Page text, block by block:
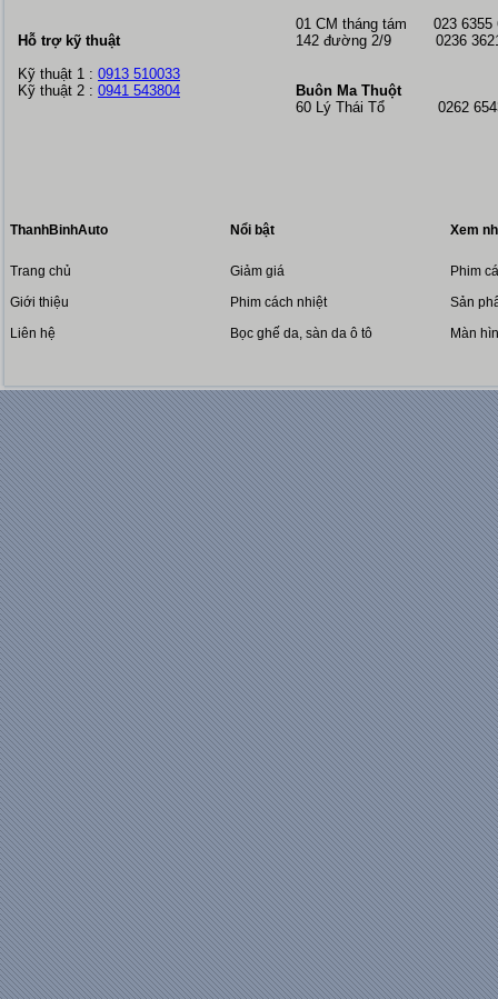
Hỗ trợ kỹ thuật
Kỹ thuật 1 : 0913 510033
Kỹ thuật 2 : 0941 543804
01 CM tháng tám 023 6355
142 đường 2/9 0236
Buôn Ma Thuột
60 Lý Thái Tổ 0262
ThanhBinhAuto
Trang chủ
Giới thiệu
Liên hệ
Nổi bật
Giảm giá
Phim cách nhiệt
Bọc ghế da, sàn da ô tô
Xem
Phim
Sản
Màn